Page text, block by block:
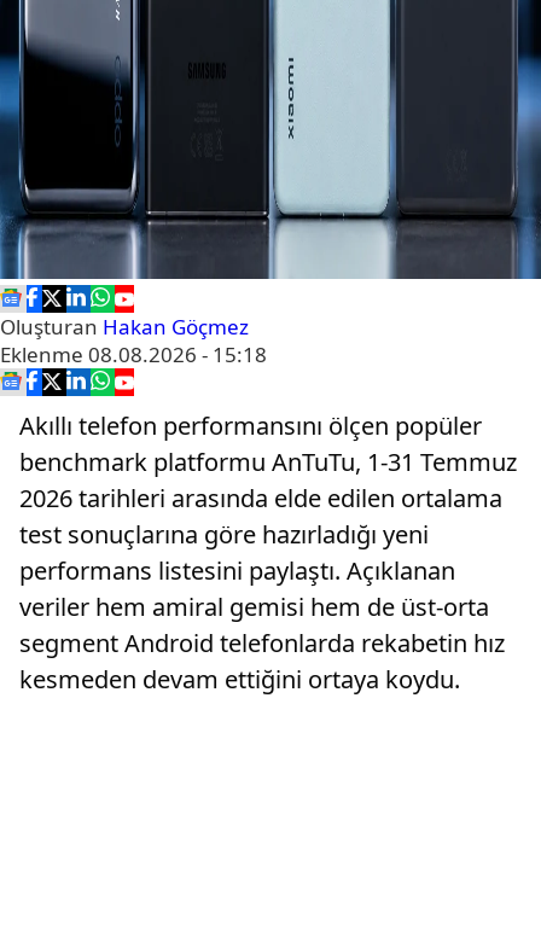
Oluşturan Hakan Göçmez
Eklenme 08.08.2026 - 15:18
Akıllı telefon performansını ölçen popüler
benchmark platformu AnTuTu, 1-31 Temmuz
2026 tarihleri arasında elde edilen ortalama
test sonuçlarına göre hazırladığı yeni
performans listesini paylaştı. Açıklanan
veriler hem amiral gemisi hem de üst-orta
segment Android telefonlarda rekabetin hız
kesmeden devam ettiğini ortaya koydu.